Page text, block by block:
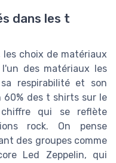
dans les t
choix de matériaux
des matériaux les
respirabilité et son
des t shirts sur le
qui se reflète
rock. On pense
des groupes comme
Led Zeppelin, qui